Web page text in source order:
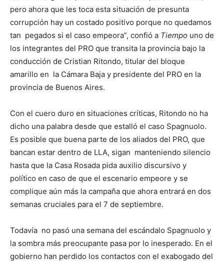
pero ahora que les toca esta situación de presunta
corrupción hay un costado positivo porque no quedamos
tan pegados si el caso empeora”, confió a Tiempo uno de
los integrantes del PRO que transita la provincia bajo la
conducción de Cristian Ritondo, titular del bloque
amarillo en la Cámara Baja y presidente del PRO en la
provincia de Buenos Aires.
Con el cuero duro en situaciones críticas, Ritondo no ha
dicho una palabra desde que estalló el caso Spagnuolo.
Es posible que buena parte de los aliados del PRO, que
bancan estar dentro de LLA, sigan manteniendo silencio
hasta que la Casa Rosada pida auxilio discursivo y
político en caso de que el escenario empeore y se
complique aún más la campaña que ahora entrará en dos
semanas cruciales para el 7 de septiembre.
Todavía no pasó una semana del escándalo Spagnuolo y
la sombra más preocupante pasa por lo inesperado. En el
gobierno han perdido los contactos con el exabogado del